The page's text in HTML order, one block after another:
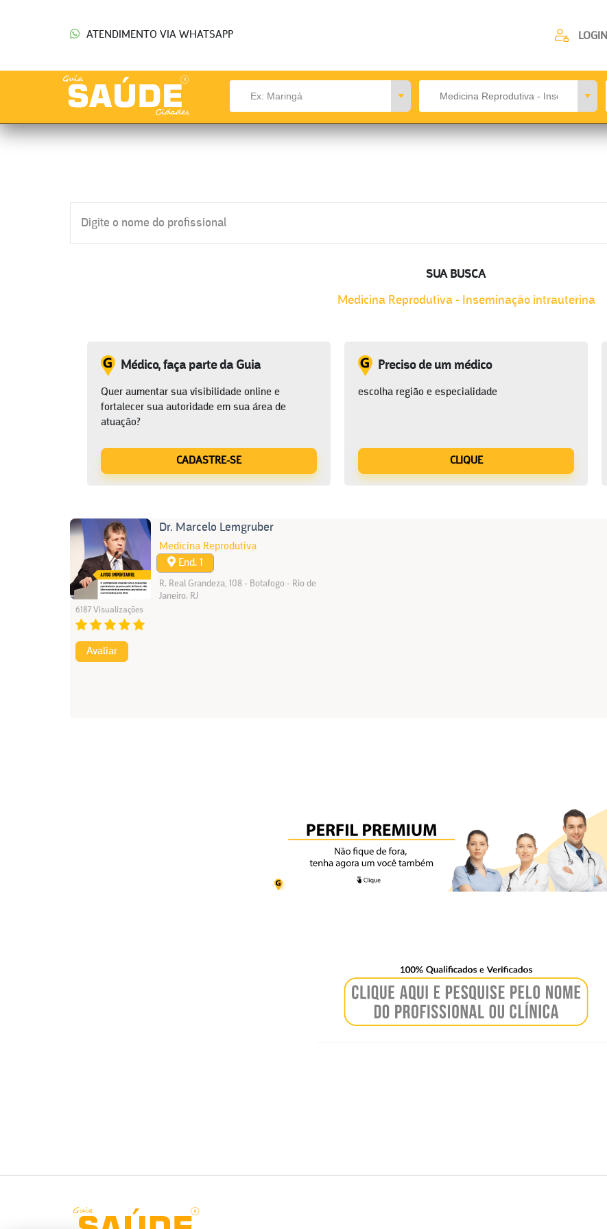
ATENDIMENTO VIA WHATSAPP LOGIN
SUA BUSCA
Medicina Reprodutiva - Inseminação intrauterina
Médico, faça parte da Guia
Quer aumentar sua visibilidade online e
fortalecer sua autoridade em sua área de
atuação?
CADASTRE-SE
Preciso de um médico
escolha região e especialidade
CLIQUE
6187 Visualizações
Avaliar
Dr. Marcelo Lemgruber
Medicina Reprodutiva
End. 1
R. Real Grandeza, 108 - Botafogo - Rio de
Janeiro. RJ